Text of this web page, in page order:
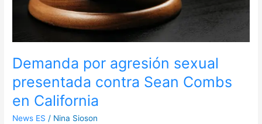
Demanda por agresión sexual
presentada contra Sean Combs
en California
News ES / Nina Sioson
California